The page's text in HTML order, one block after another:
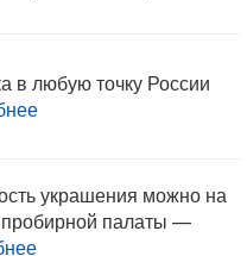
в любую точку России
украшения можно на
палаты —